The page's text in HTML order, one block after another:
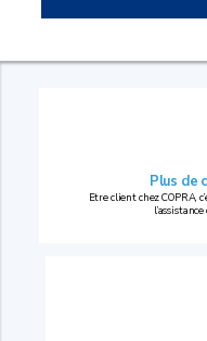
Plus de
Etre client chez COPRA,